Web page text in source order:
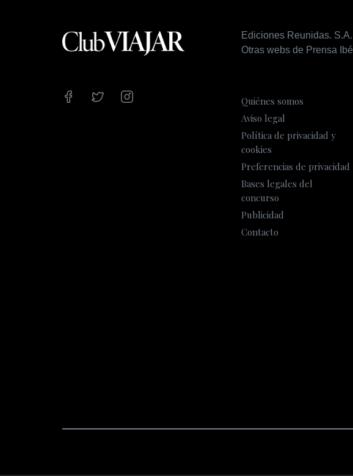
Ediciones Reunidas.
Otras webs de Prensa
Quiénes somos
Aviso legal
Política de privacidad y
cookies
Preferencias de privacidad
Bases legales del
concurso
Publicidad
Contacto